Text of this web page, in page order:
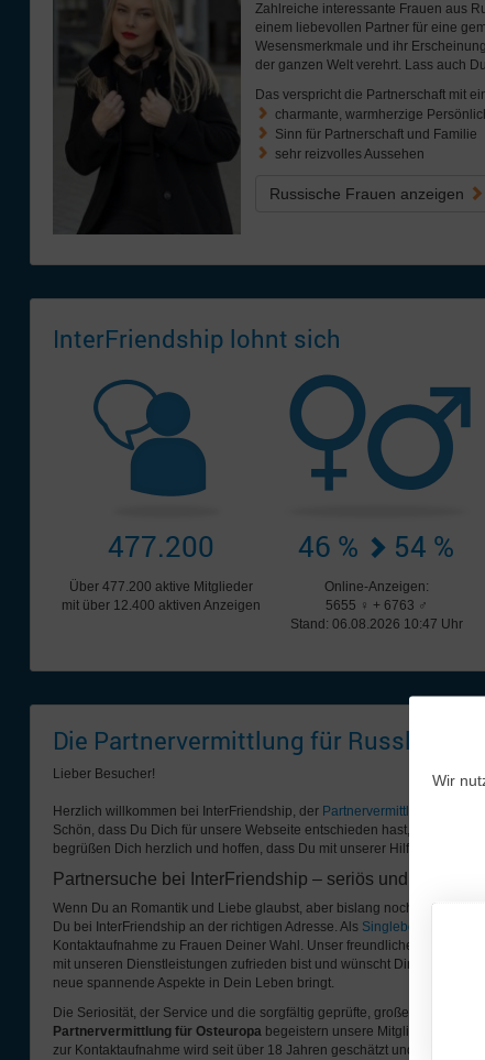
Zahlreiche interessante Frauen aus
einem liebevollen Partner für eine
Wesensmerkmale und ihr
der ganzen Welt verehrt. Lass auch
Das verspricht die Partnerschaft mit
charmante, warmherzige
Sinn für Partnerschaft und Familie
sehr reizvolles Aussehen
Russische Frauen anzeigen
InterFriendship lohnt sich
477.200
Über 477.200 aktive Mitglieder
mit über 12.400 aktiven Anzeigen
46 % 54 %
Online-Anzeigen:
5655 ♀ + 6763 ♂
Stand: 06.08.2026 10:47 Uhr
Die Partnervermittlung für Russland
Lieber Besucher!
Herzlich willkommen bei InterFriendship, der Partnervermittlung
Schön, dass Du Dich für unsere Webseite entschieden hast, um
begrüßen Dich herzlich und hoffen, dass Du mit unserer Hilfe schon
Partnersuche bei InterFriendship – seriös und
Wenn Du an Romantik und Liebe glaubst, aber bislang noch nicht die
Du bei InterFriendship an der richtigen Adresse. Als Singlebörse
Kontaktaufnahme zu Frauen Deiner Wahl. Unser freundliches und
mit unseren Dienstleistungen zufrieden bist und wünscht Dir, dass die
neue spannende Aspekte in Dein Leben bringt.
Die Seriosität, der Service und die sorgfältig geprüfte, große Auswahl der
Partnervermittlung für Osteuropa begeistern unsere Mitglieder. Die
zur Kontaktaufnahme wird seit über 18 Jahren geschätzt und gerne
Wir